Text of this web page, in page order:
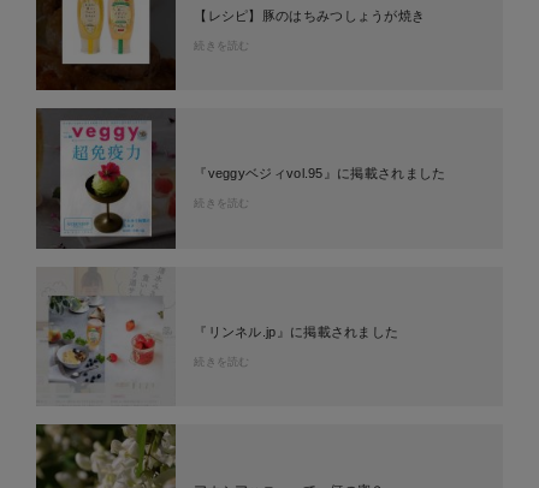
【レシピ】豚のはちみつしょうが焼き
続きを読む
『veggyベジィvol.95』に掲載されました
続きを読む
『リンネル.jp』に掲載されました
続きを読む